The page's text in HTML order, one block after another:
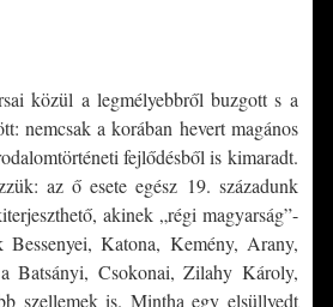
közül a legmélyebbről buzgott s a
nemcsak a korában hevert magános
fejlődésből is kimaradt.
az ő esete egész 19. századunk
akinek „régi magyarság”-
Bessenyei, Katona, Kemény, Arany,
Batsányi, Csokonai, Zilahy Károly,
szellemek is. Mintha egy elsüllyedt